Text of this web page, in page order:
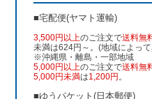
■宅配便(ヤマト運輸)
3,500円以上のご注文で送料無
未満は624円～。(地域によっ
※沖縄県・離島・一部地域
5,000円以上のご注文で送料無
5,000円未満は1,200円 。
■ゆうパケット(日本郵便)